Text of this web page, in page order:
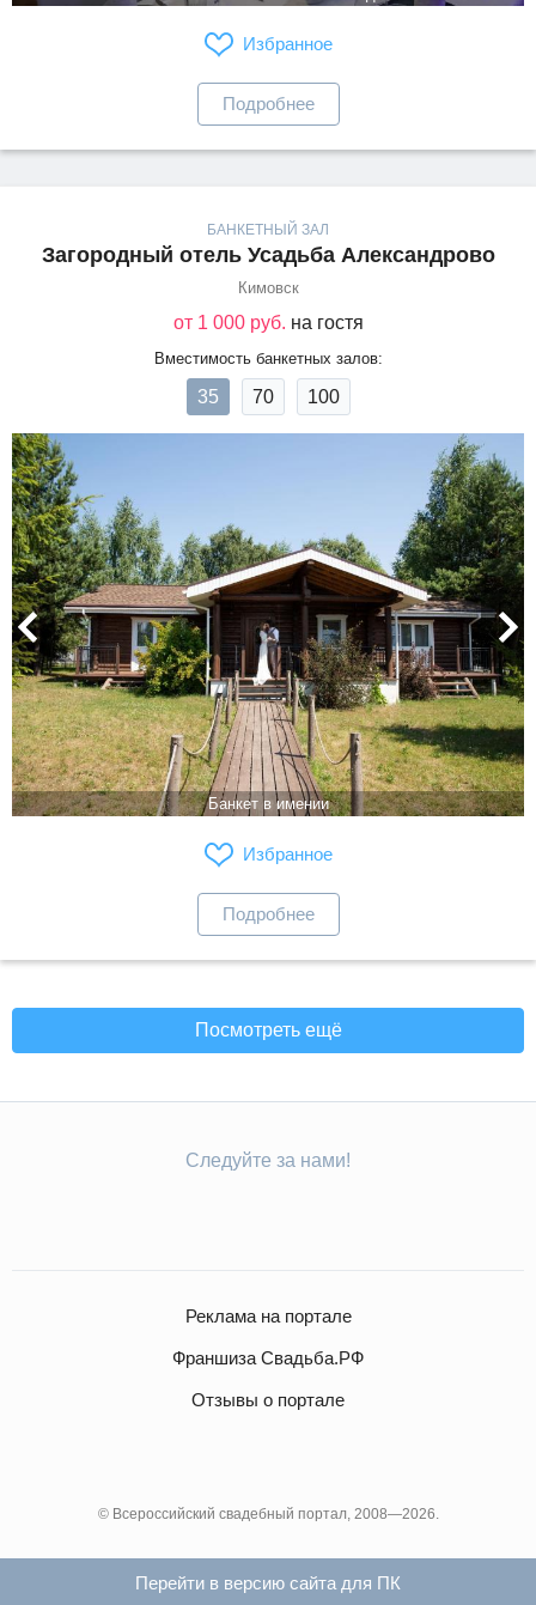
Избранное
Подробнее
БАНКЕТНЫЙ ЗАЛ
Загородный отель Усадьба Александрово
Кимовск
от 1 000 руб. на гостя
Вместимость банкетных залов:
35 70 100
Банкет в имении
Избранное
Подробнее
Посмотреть ещё
Следуйте за нами!
Реклама на портале
Франшиза Свадьба.РФ
Отзывы о портале
© Всероссийский свадебный портал, 2008—2026.
Перейти в версию сайта для ПК